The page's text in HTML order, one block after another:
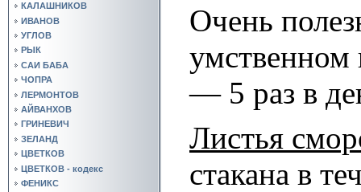
КАЛАШНИКОВ
ИВАНОВ
УГЛОВ
РЫК
САИ БАБА
ЧОПРА
ЛЕРМОНТОВ
АЙВАНХОВ
ГРИНЕВИЧ
ЗЕЛАНД
ЦВЕТКОВ
ЦВЕТКОВ - кодекс
ФЕНИКС
Очень
умственном
— 5 раз в
Листья
стакана в